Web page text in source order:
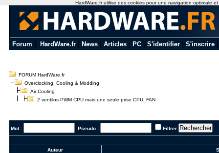
Forum HardWare.fr News Articles PC S'identifier S'inscrire
FORUM HardWare.fr
Overclocking, Cooling & Modding
Air Cooling
2 ventilos PWM CPU mais une seule prise CPU_FAN
Mot : Pseudo : Filtrer
Auteur
HardWare.fr utilise des cookies pour une navigation optimale